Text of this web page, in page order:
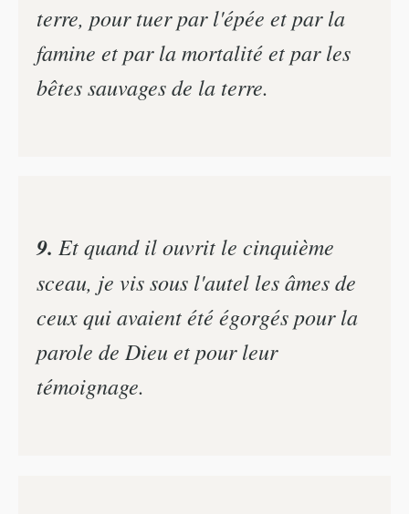
terre, pour tuer par l'épée et par la
famine et par la mortalité et par les
bêtes sauvages de la terre.
9. Et quand il ouvrit le cinquième
sceau, je vis sous l'autel les âmes de
ceux qui avaient été égorgés pour la
parole de Dieu et pour leur
témoignage.